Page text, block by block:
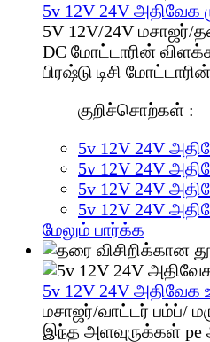
5v 12V 24V அதிவேக
5V 12V/24V
DC மோட்டாரின்
பிரஷ்டு டிசி
குறிச்சொற்கள் :
5v 12V 24V
5v 12V 24V
5v 12V 24V
5v 12V 24V
மேலும் பார்க்க
5v 12V 24V அதிவேக
மசாஜர்/வாட்டர் பம்ப்/
இந்த அளவுருக்கள்